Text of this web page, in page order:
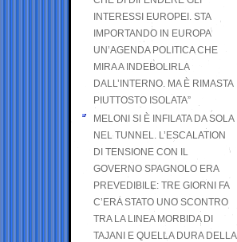
INTERESSI EUROPEI. STA
IMPORTANDO IN EUROPA
UN’AGENDA POLITICA CHE
MIRA A INDEBOLIRLA
DALL’INTERNO. MA È RIMASTA
PIUTTOSTO ISOLATA”
MELONI SI È INFILATA DA SOLA
NEL TUNNEL. L’ESCALATION
DI TENSIONE CON IL
GOVERNO SPAGNOLO ERA
PREVEDIBILE: TRE GIORNI FA
C’ERA STATO UNO SCONTRO
TRA LA LINEA MORBIDA DI
TAJANI E QUELLA DURA DELLA